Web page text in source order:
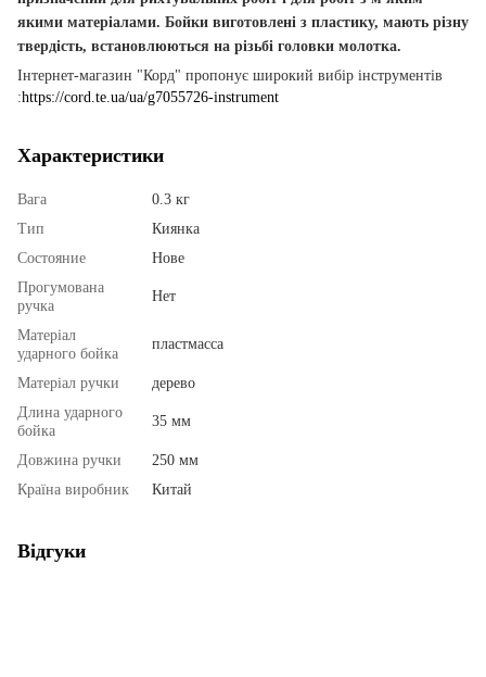
якими матеріалами. Бойки виготовлені з пластику, мають різну
твердість, встановлюються на різьбі головки молотка.
Інтернет-магазин "Корд" пропонує широкий вибір інструментів
:https://cord.te.ua/ua/g7055726-instrument
Характеристики
Вага
0.3 кг
Тип
Киянка
Состояние
Нове
Прогумована
ручка
Нет
Матеріал
ударного бойка
пластмасса
Матеріал ручки
дерево
Длина ударного
бойка
35 мм
Довжина ручки
250 мм
Країна виробник
Китай
Відгуки